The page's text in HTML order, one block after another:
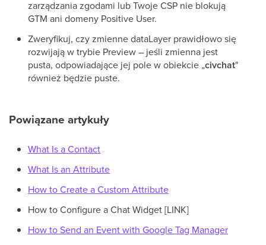
zarządzania zgodami lub Twoje CSP nie blokują
GTM ani domeny Positive User.
Zweryfikuj, czy zmienne dataLayer prawidłowo się
rozwijają w trybie Preview – jeśli zmienna jest
pusta, odpowiadające jej pole w obiekcie „civchat"
również będzie puste.
Powiązane artykuły
What Is a Contact
What Is an Attribute
How to Create a Custom Attribute
How to Configure a Chat Widget [LINK]
How to Send an Event with Google Tag Manager